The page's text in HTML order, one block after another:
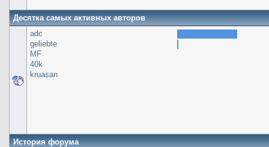
Десятка самых активных авторов
adc
geliebte
MF
40k
kruasan
История форума